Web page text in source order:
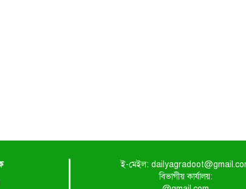
ই-মেইল:
বিভাগীয় কার্যালয়: